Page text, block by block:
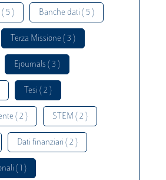
5 ) Banche dati ( 5 )
Terza Missione ( 3 )
Ejournals ( 3 )
Tesi ( 2 )
( 2 ) STEM ( 2 )
Dati finanziari ( 2 )
( 1 )